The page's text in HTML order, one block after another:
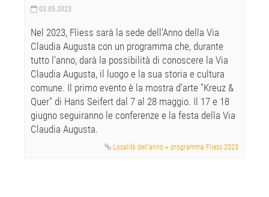
03.05.2023
Nel 2023, Fliess sarà la sede dell'Anno della Via
Claudia Augusta con un programma che, durante
tutto l'anno, darà la possibilità di conoscere la Via
Claudia Augusta, il luogo e la sua storia e cultura
comune. Il primo evento è la mostra d'arte "Kreuz &
Quer" di Hans Seifert dal 7 al 28 maggio. Il 17 e 18
giugno seguiranno le conferenze e la festa della Via
Claudia Augusta.
Località dell'anno + programma Fliess 2023